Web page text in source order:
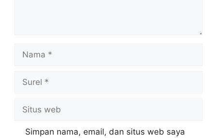
web
Simpan nama, email, dan situs web saya